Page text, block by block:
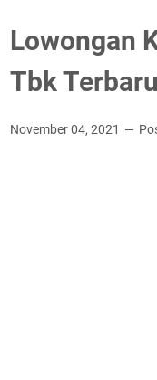
Lowongan
Tbk Terbaru
November 04, 2021